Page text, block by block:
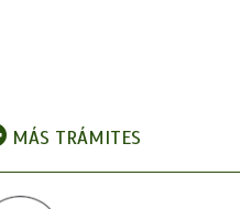
MÁS TRÁMITES